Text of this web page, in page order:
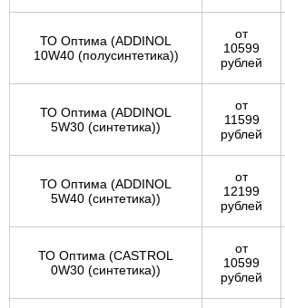
ТО Оптима (ADDINOL
10W40 (полусинтетика))
от
10599
рублей
ТО Оптима (ADDINOL
5W30 (синтетика))
от
11599
рублей
ТО Оптима (ADDINOL
5W40 (синтетика))
от
12199
рублей
ТО Оптима (CASTROL
0W30 (синтетика))
от
10599
рублей